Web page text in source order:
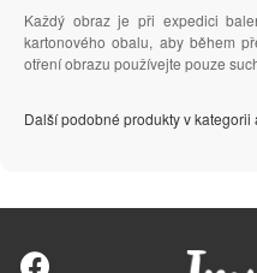
Každý obraz je při expedici
kartonového obalu, aby během
otření obrazu používejte pouze
Další podobné produkty v kategorii